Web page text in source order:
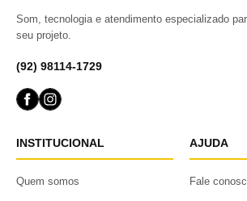
Som, tecnologia e atendimento especializado
seu projeto.
(92) 98114-1729
INSTITUCIONAL
Quem somos
AJUDA
Fale